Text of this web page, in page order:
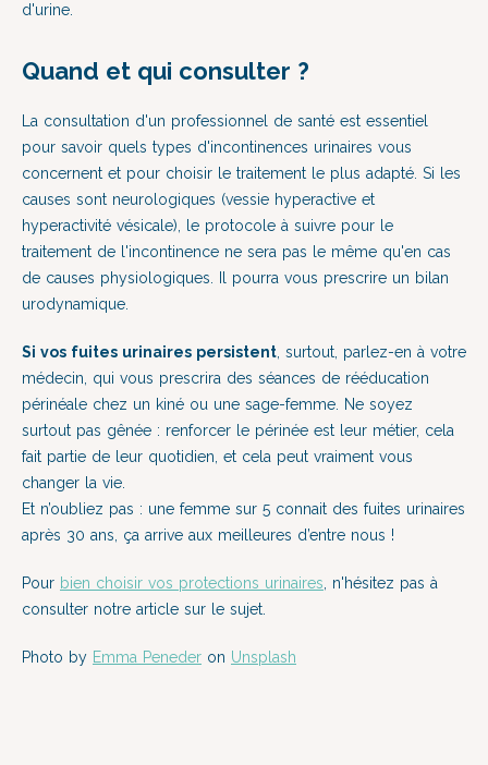
d'urine.
Quand et qui consulter ?
La consultation d'un professionnel de santé est essentiel
pour savoir quels types d'incontinences urinaires vous
concernent et pour choisir le traitement le plus adapté. Si les
causes sont neurologiques (vessie hyperactive et
hyperactivité vésicale), le protocole à suivre pour le
traitement de l'incontinence ne sera pas le même qu'en cas
de causes physiologiques. Il pourra vous prescrire un bilan
urodynamique.
Si vos fuites urinaires persistent, surtout, parlez-en à votre
médecin, qui vous prescrira des séances de rééducation
périnéale chez un kiné ou une sage-femme. Ne soyez
surtout pas gênée : renforcer le périnée est leur métier, cela
fait partie de leur quotidien, et cela peut vraiment vous
changer la vie.
Et n’oubliez pas : une femme sur 5 connait des fuites urinaires
après 30 ans, ça arrive aux meilleures d’entre nous !
Pour bien choisir vos protections urinaires, n'hésitez pas à
consulter notre article sur le sujet.
Photo by Emma Peneder on Unsplash